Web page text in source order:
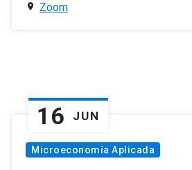
Zoom
16 JUN
Microeconomía Aplicada